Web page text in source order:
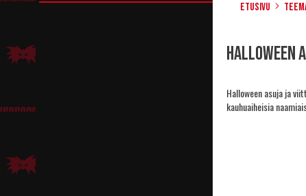
Etusivu
Halloween asuja ja
kauhuaiheisia